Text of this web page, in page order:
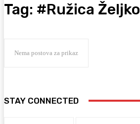
Tag: #Ružica Željko
Nema postova za prikaz
STAY CONNECTED